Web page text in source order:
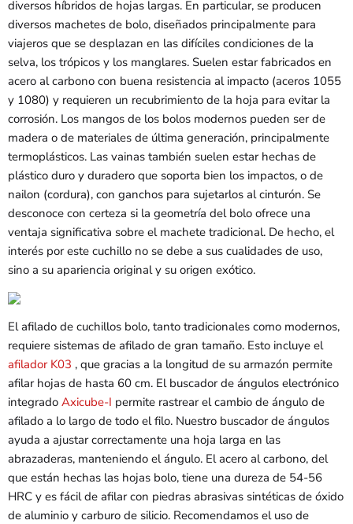
diversos híbridos de hojas largas. En particular, se producen
diversos machetes de bolo, diseñados principalmente para
viajeros que se desplazan en las difíciles condiciones de la
selva, los trópicos y los manglares. Suelen estar fabricados en
acero al carbono con buena resistencia al impacto (aceros 1055
y 1080) y requieren un recubrimiento de la hoja para evitar la
corrosión. Los mangos de los bolos modernos pueden ser de
madera o de materiales de última generación, principalmente
termoplásticos. Las vainas también suelen estar hechas de
plástico duro y duradero que soporta bien los impactos, o de
nailon (cordura), con ganchos para sujetarlos al cinturón. Se
desconoce con certeza si la geometría del bolo ofrece una
ventaja significativa sobre el machete tradicional. De hecho, el
interés por este cuchillo no se debe a sus cualidades de uso,
sino a su apariencia original y su origen exótico.
El afilado de cuchillos bolo, tanto tradicionales como modernos,
requiere sistemas de afilado de gran tamaño. Esto incluye el
afilador K03 , que gracias a la longitud de su armazón permite
afilar hojas de hasta 60 cm. El buscador de ángulos electrónico
integrado Axicube-I permite rastrear el cambio de ángulo de
afilado a lo largo de todo el filo. Nuestro buscador de ángulos
ayuda a ajustar correctamente una hoja larga en las
abrazaderas, manteniendo el ángulo. El acero al carbono, del
que están hechas las hojas bolo, tiene una dureza de 54-56
HRC y es fácil de afilar con piedras abrasivas sintéticas de óxido
de aluminio y carburo de silicio. Recomendamos el uso de